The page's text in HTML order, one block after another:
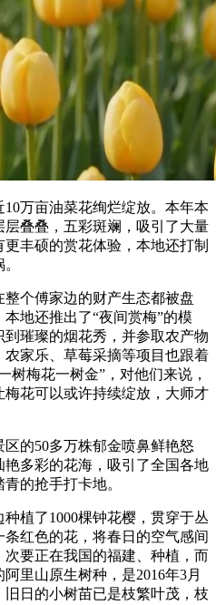
万亩油菜花绚烂绽放。本年本
叠叠，五彩斑斓，吸引了大量
丰硕的赏花体验，本地还打制
个傅家边的财产生态都被盘
地还推出了“夜间赏梅”的模
璀璨的烟花秀，并参取农产物
家乐、草莓采摘等项目也跟着
树梅花一树金”，对他们来说，
花可以或许持续绽放，大师才
的50多万株郁金喷鼻鲜艳怒
多彩的花海，吸引了全国各地
的抢手打卡地。
植了1000棵钟花樱，贯穿于丛
红色的花，将春日的空气感间
要正在我国的福建、种植，而
里山原生树种，是2016年3月
日的小树苗已是枝繁叶茂，枝